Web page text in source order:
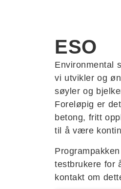
ESO
Environmental
vi utvikler og
søyler og
Foreløpig er
betong, fritt
til å være
testbrukere for
kontakt om